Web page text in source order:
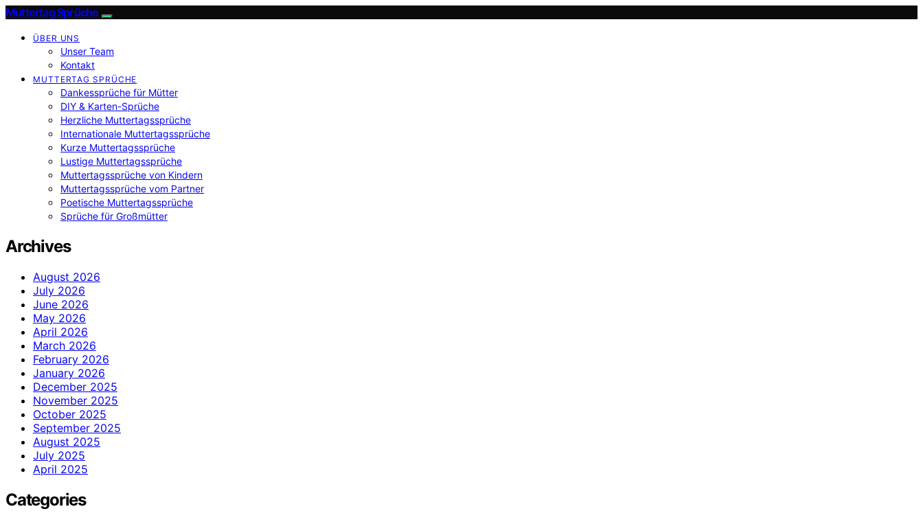
Muttertag Sprüche
ÜBER UNS
Unser Team
Kontakt
MUTTERTAG SPRÜCHE
Dankessprüche für Mütter
DIY & Karten-Sprüche
Herzliche Muttertagssprüche
Internationale Muttertagssprüche
Kurze Muttertagssprüche
Lustige Muttertagssprüche
Muttertagssprüche von Kindern
Muttertagssprüche vom Partner
Poetische Muttertagssprüche
Sprüche für Großmütter
Archives
August 2026
July 2026
June 2026
May 2026
April 2026
March 2026
February 2026
January 2026
December 2025
November 2025
October 2025
September 2025
August 2025
July 2025
April 2025
Categories